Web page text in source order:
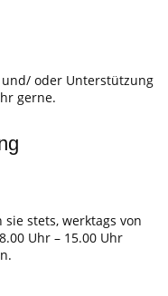
und/ oder Unterstützung
gerne.
stets, werktags von
Uhr – 15.00 Uhr